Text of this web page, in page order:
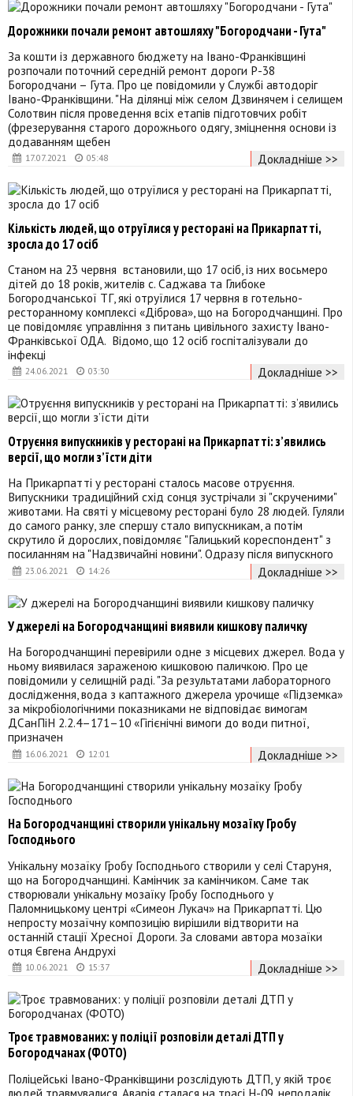
17.07.2021 05:48
Дорожники почали ремонт автошляху "Богородчани - Гута"
За кошти із державного бюджету на Івано-Франківщині
розпочали поточний середній ремонт дороги Р-38
Богородчани – Гута. Про це повідомили у Службі автодоріг
Івано-Франківщини. "На ділянці між селом Дзвинячем і селищем
Солотвин після проведення всіх етапів підготовчих робіт
(фрезерування старого дорожнього одягу, зміцнення основи із
додаванням щебен
Докладніше >>
24.06.2021 03:30
Кількість людей, що отруїлися у ресторані на Прикарпатті,
зросла до 17 осіб
Станом на 23 червня встановили, що 17 осіб, із них восьмеро
дітей до 18 років, жителів с. Саджава та Глибоке
Богородчанської ТГ, які отруїлися 17 червня в готельно-
ресторанному комплексі «Діброва», що на Богородчанщині. Про
це повідомляє управління з питань цивільного захисту Івано-
Франківської ОДА. Відомо, що 12 осіб госпіталізували до
інфекці
Докладніше >>
23.06.2021 14:26
Отруєння випускників у ресторані на Прикарпатті: з’явились
версії, що могли з’їсти діти
На Прикарпатті у ресторані сталось масове отруєння.
Випускники традиційний схід сонця зустрічали зі "скрученими"
животами. На святі у місцевому ресторані було 28 людей. Гуляли
до самого ранку, зле спершу стало випускникам, а потім
скрутило й дорослих, повідомляє "Галицький кореспондент" з
посиланням на "Надзвичайні новини". Одразу після випускного
Докладніше >>
16.06.2021 12:01
У джерелі на Богородчанщині виявили кишкову паличку
На Богородчанщині перевірили одне з місцевих джерел. Вода у
ньому виявилася зараженою кишковою паличкою. Про це
повідомили у селищній раді. "За результатами лабораторного
дослідження, вода з каптажного джерела урочище «Підземка»
за мікробіологічними показниками не відповідає вимогам
ДСанПіН 2.2.4–171–10 «Гігієнічні вимоги до води питної,
призначен
Докладніше >>
10.06.2021 15:37
На Богородчанщині створили унікальну мозаїку Гробу
Господнього
Унікальну мозаїку Гробу Господнього створили у селі Старуня,
що на Богородчанщині. Камінчик за камінчиком. Саме так
створювали унікальну мозаїку Гробу Господнього у
Паломницькому центрі «Симеон Лукач» на Прикарпатті. Цю
непросту мозаїчну композицію вирішили відтворити на
останній стації Хресної Дороги. За словами автора мозаїки
отця Євгена Андрухі
Докладніше >>
Троє травмованих: у поліції розповіли деталі ДТП у
Богородчанах (ФОТО)
Поліцейські Івано-Франківщини розслідують ДТП, у якій троє
людей травмувалися. Аварія сталася на трасі Н-09, неподалік